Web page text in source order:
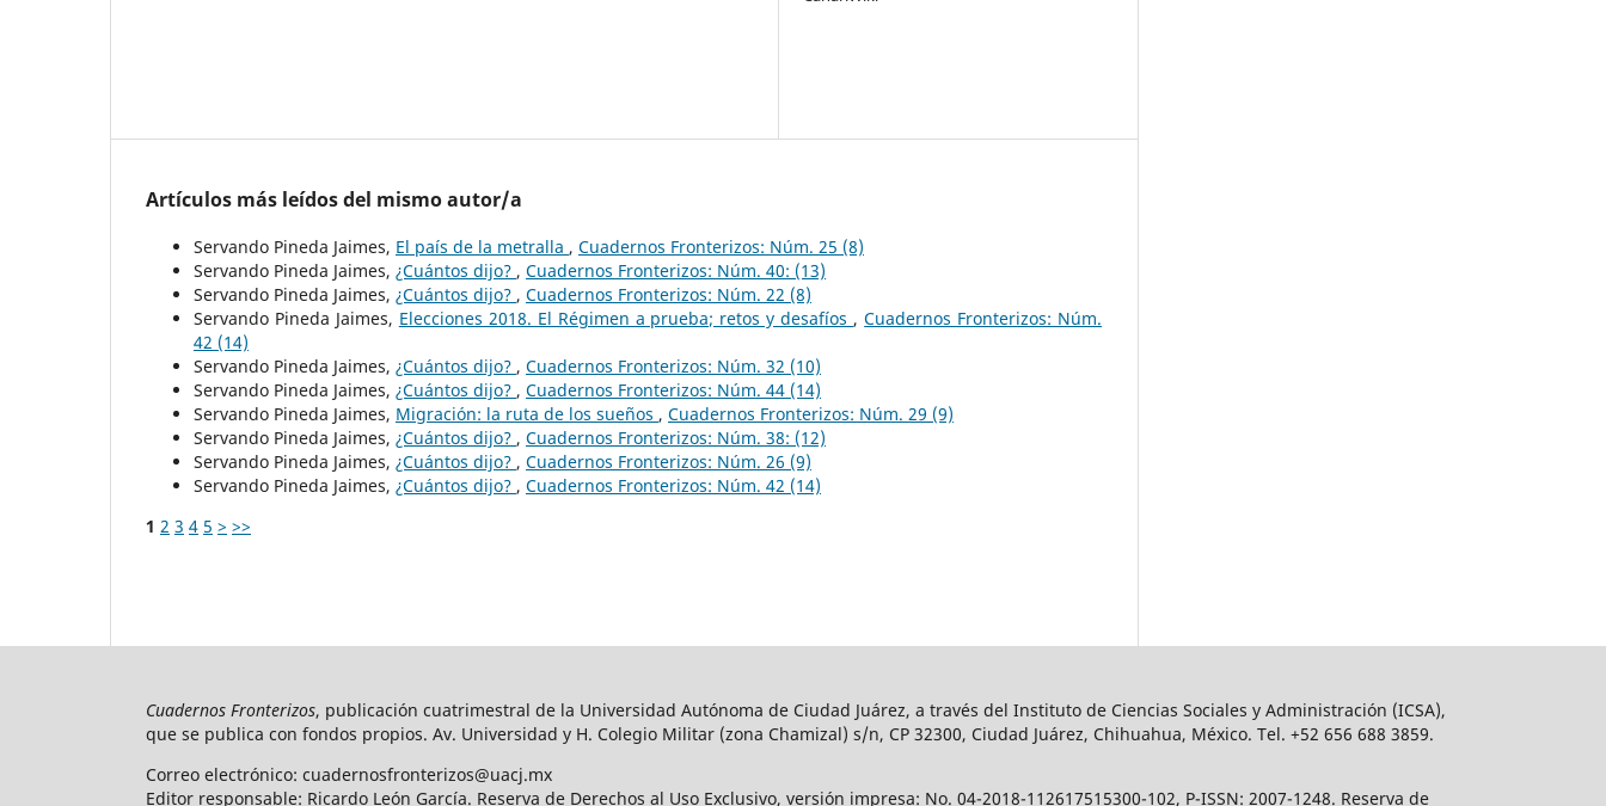
Artículos más leídos del mismo autor/a
Servando Pineda Jaimes, El país de la metralla , Cuadernos Fronterizos: Núm. 25 (8)
Servando Pineda Jaimes, ¿Cuántos dijo? , Cuadernos Fronterizos: Núm. 40: (13)
Servando Pineda Jaimes, ¿Cuántos dijo? , Cuadernos Fronterizos: Núm. 22 (8)
Servando Pineda Jaimes, Elecciones 2018. El Régimen a prueba; retos y desafíos ,Cuadernos Fronterizos: Núm.
42 (14)
Servando Pineda Jaimes, ¿Cuántos dijo? , Cuadernos Fronterizos: Núm. 32 (10)
Servando Pineda Jaimes, ¿Cuántos dijo? , Cuadernos Fronterizos: Núm. 44 (14)
Servando Pineda Jaimes, Migración: la ruta de los sueños , Cuadernos Fronterizos: Núm. 29 (9)
Servando Pineda Jaimes, ¿Cuántos dijo? , Cuadernos Fronterizos: Núm. 38: (12)
Servando Pineda Jaimes, ¿Cuántos dijo? , Cuadernos Fronterizos: Núm. 26 (9)
Servando Pineda Jaimes, ¿Cuántos dijo? , Cuadernos Fronterizos: Núm. 42 (14)
1 2 3 4 5 > >>
Cuadernos Fronterizos, publicación cuatrimestral de la Universidad Autónoma de Ciudad Juárez, a través del Instituto de Ciencias Sociales y Administración (ICSA),
que se publica con fondos propios. Av. Universidad y H. Colegio Militar (zona Chamizal) s/n, CP 32300, Ciudad Juárez, Chihuahua, México. Tel. +52 656 688 3859.
Correo electrónico: cuadernosfronterizos@uacj.mx
Editor responsable: Ricardo León García. Reserva de Derechos al Uso Exclusivo, versión impresa: No. 04-2018-112617515300-102, P-ISSN: 2007-1248. Reserva de